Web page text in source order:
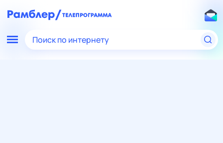
Поиск по интернету